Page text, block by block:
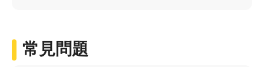
常見問題